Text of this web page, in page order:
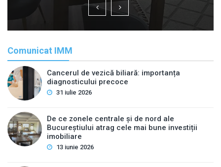
Comunicat IMM
Cancerul de vezică biliară: importanța
diagnosticului precoce
31 iulie 2026
De ce zonele centrale și de nord ale
Bucureștiului atrag cele mai bune investiții
imobiliare
13 iunie 2026